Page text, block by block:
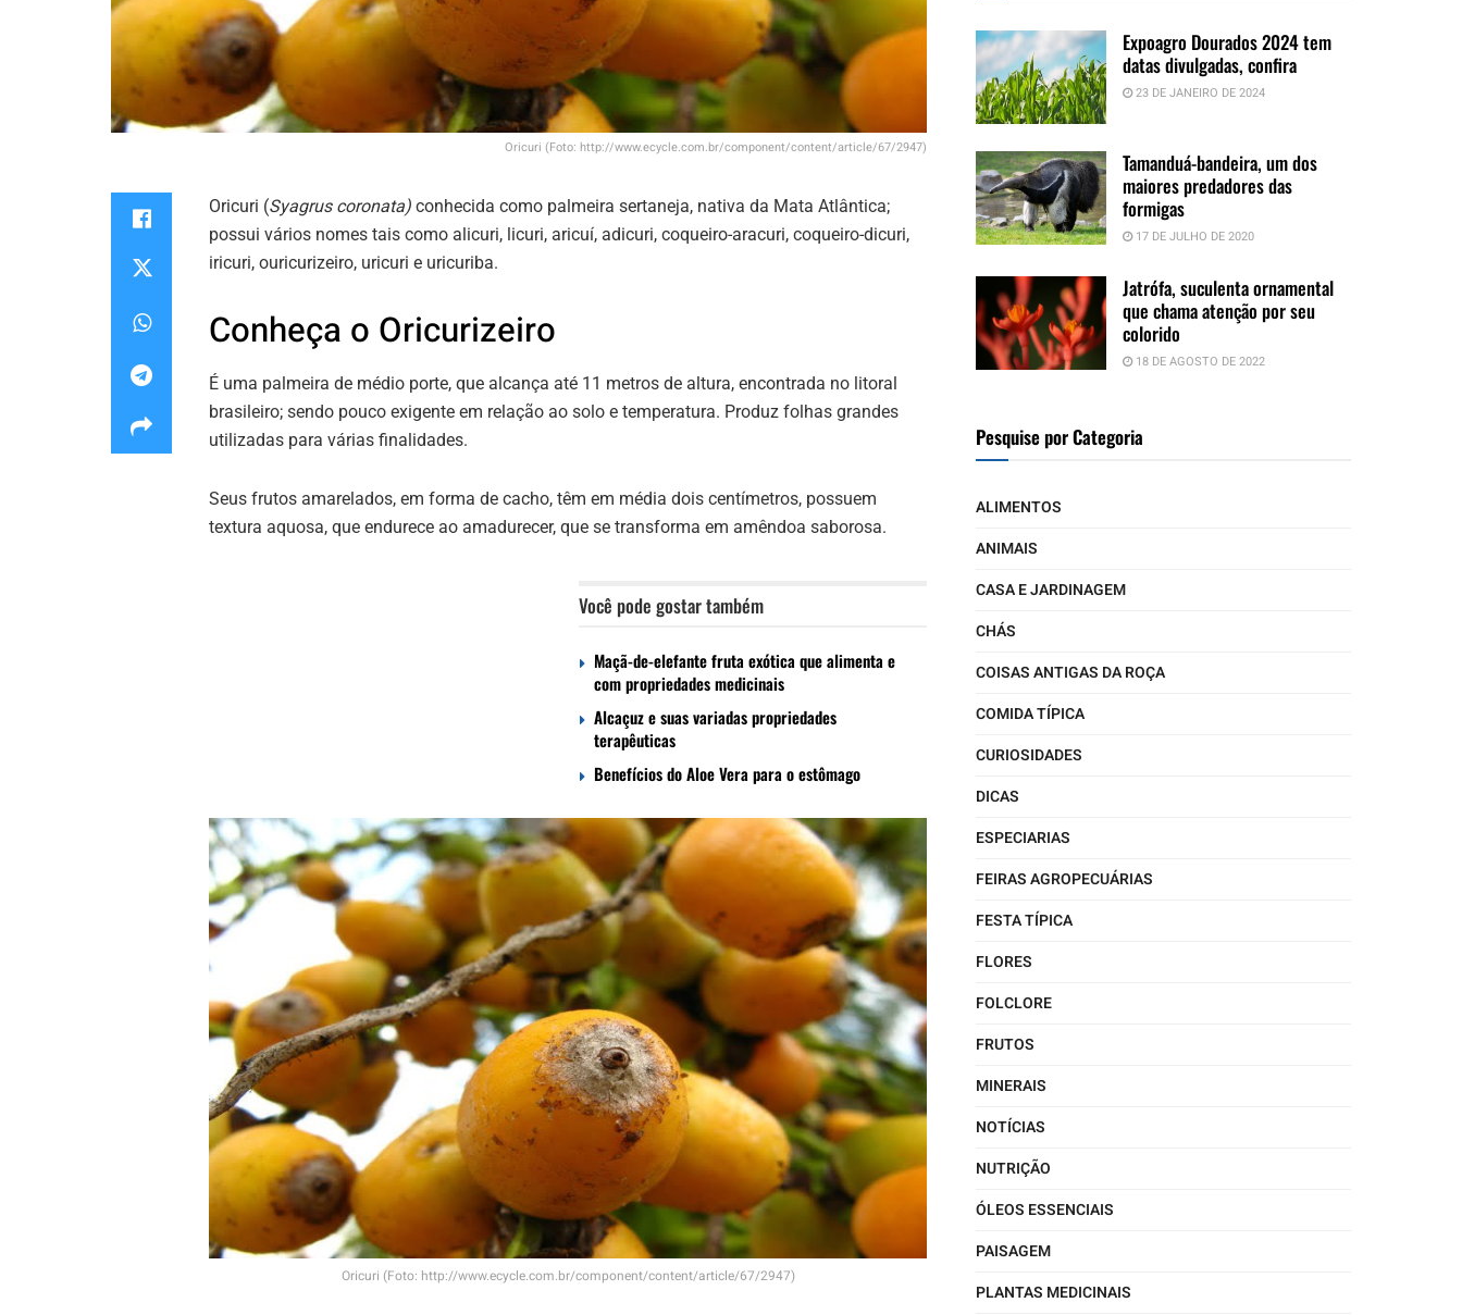
Oricuri (Foto: http://www.ecycle.com.br/component/content/article/67/2947)
Oricuri (Syagrus coronata) conhecida como palmeira sertaneja, nativa da Mata Atlântica;
possui vários nomes tais como alicuri, licuri, aricuí, adicuri, coqueiro-aracuri, coqueiro-dicuri,
iricuri, ouricurizeiro, uricuri e uricuriba.
Conheça o Oricurizeiro
É uma palmeira de médio porte, que alcança até 11 metros de altura, encontrada no litoral
brasileiro; sendo pouco exigente em relação ao solo e temperatura. Produz folhas grandes
utilizadas para várias finalidades.
Seus frutos amarelados, em forma de cacho, têm em média dois centímetros, possuem
textura aquosa, que endurece ao amadurecer, que se transforma em amêndoa saborosa.
Você pode gostar também
Maçã-de-elefante fruta exótica que alimenta e
com propriedades medicinais
Alcaçuz e suas variadas propriedades
terapêuticas
Benefícios do Aloe Vera para o estômago
Oricuri (Foto: http://www.ecycle.com.br/component/content/article/67/2947)
Expoagro Dourados 2024 tem
datas divulgadas, confira
23 DE JANEIRO DE 2024
Tamanduá-bandeira, um dos
maiores predadores das
formigas
17 DE JULHO DE 2020
Jatrófa, suculenta ornamental
que chama atenção por seu
colorido
18 DE AGOSTO DE 2022
Pesquise por Categoria
ALIMENTOS
ANIMAIS
CASA E JARDINAGEM
CHÁS
COISAS ANTIGAS DA ROÇA
COMIDA TÍPICA
CURIOSIDADES
DICAS
ESPECIARIAS
FEIRAS AGROPECUÁRIAS
FESTA TÍPICA
FLORES
FOLCLORE
FRUTOS
MINERAIS
NOTÍCIAS
NUTRIÇÃO
ÓLEOS ESSENCIAIS
PAISAGEM
PLANTAS MEDICINAIS